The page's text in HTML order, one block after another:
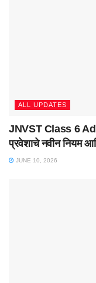
ALL UPDATES
JNVST Class 6
प्रवेशाचे नवीन नियम
JUNE 10, 2026